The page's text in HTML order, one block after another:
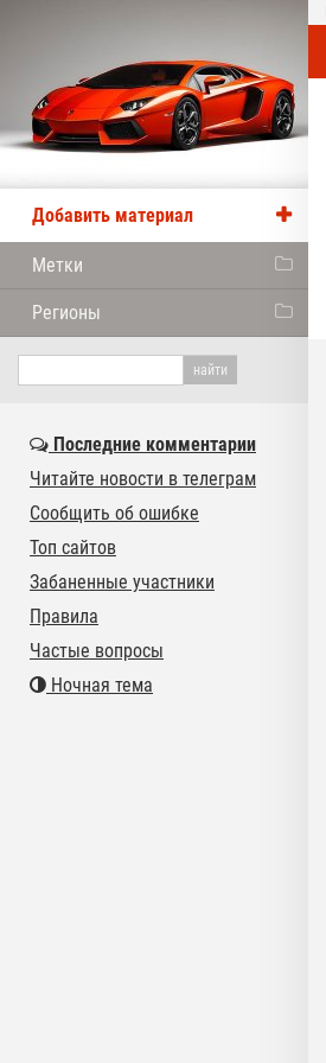
Добавить материал
Метки
Регионы
Последние комментарии
Читайте новости в телеграм
Сообщить об ошибке
Топ сайтов
Забаненные участники
Правила
Частые вопросы
Ночная тема